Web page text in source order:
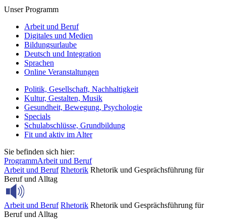
Unser Programm
Arbeit und Beruf
Digitales und Medien
Bildungsurlaube
Deutsch und Integration
Sprachen
Online Veranstaltungen
Politik, Gesellschaft, Nachhaltigkeit
Kultur, Gestalten, Musik
Gesundheit, Bewegung, Psychologie
Specials
Schulabschlüsse, Grundbildung
Fit und aktiv im Alter
Sie befinden sich hier:
ProgrammArbeit und Beruf
Arbeit und Beruf Rhetorik Rhetorik und Gesprächsführung für
Beruf und Alltag
Arbeit und Beruf Rhetorik Rhetorik und Gesprächsführung für
Beruf und Alltag